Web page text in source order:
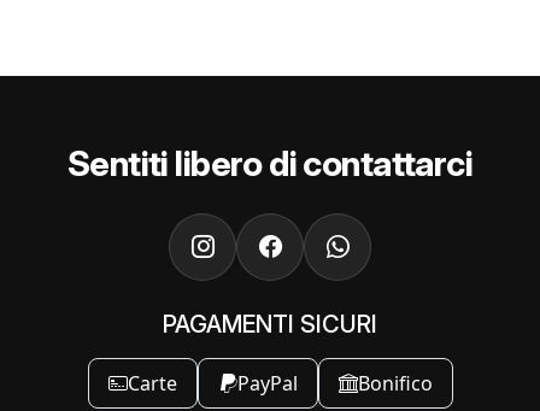
Sentiti libero di contattarci
PAGAMENTI SICURI
Carte PayPal Bonifico